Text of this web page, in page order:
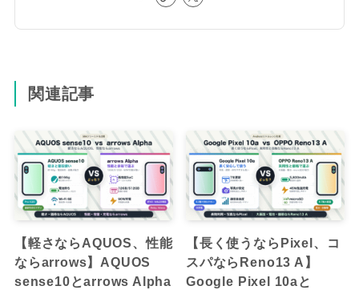
関連記事
【軽さならAQUOS、性能
ならarrows】AQUOS
sense10とarrows Alpha
【長く使うならPixel、コ
スパならReno13 A】
Google Pixel 10aと